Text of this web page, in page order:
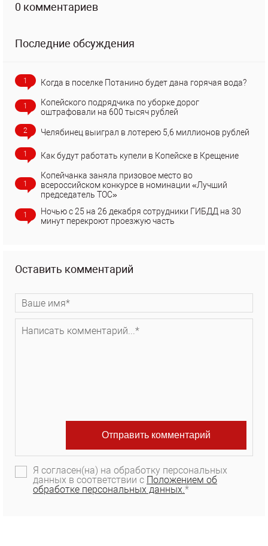
0 комментариев
Последние обсуждения
1 Когда в поселке Потанино будет дана горячая вода?
1
Копейского подрядчика по уборке дорог
оштрафовали на 600 тысяч рублей
2 Челябинец выиграл в лотерею 5,6 миллионов рублей
1 Как будут работать купели в Копейске в Крещение
1
Копейчанка заняла призовое место во
всероссийском конкурсе в номинации «Лучший
председатель ТОС»
1
Ночью с 25 на 26 декабря сотрудники ГИБДД на 30
минут перекроют проезжую часть
Оставить комментарий
Я согласен(на) на обработку персональных
данных в соответствии с Положением об
обработке персональных данных.*